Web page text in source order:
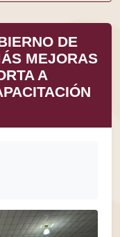
DE
MEJORAS
A